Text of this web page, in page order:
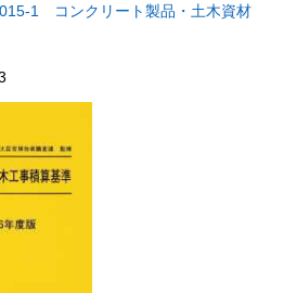
1 コンクリート製品・土木資材